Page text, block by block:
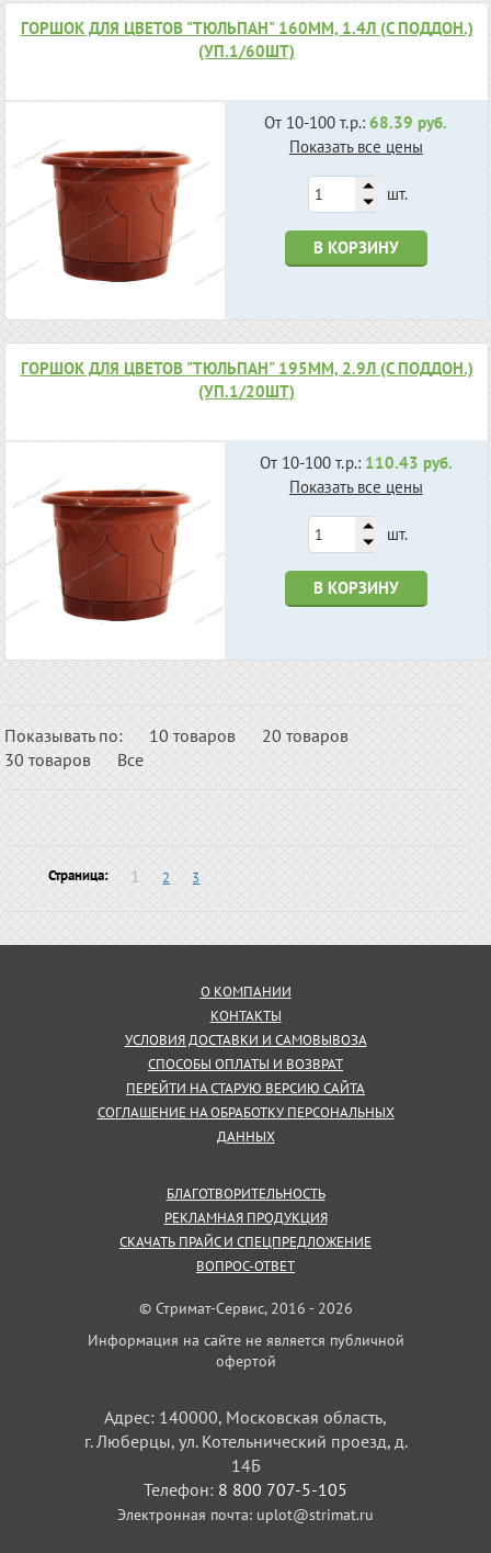
ГОРШОК ДЛЯ ЦВЕТОВ "ТЮЛЬПАН" 160ММ, 1.4Л (С ПОДДОН.)
(УП.1/60ШТ)
От 10-100 т.р.:68.39 руб.
Показать все цены
шт.
В КОРЗИНУ
ГОРШОК ДЛЯ ЦВЕТОВ "ТЮЛЬПАН" 195ММ, 2.9Л (С ПОДДОН.)
(УП.1/20ШТ)
От 10-100 т.р.: 110.43 руб.
Показать все цены
шт.
В КОРЗИНУ
Показывать по: 10 товаров
20 товаров
30 товаров
Все
Страница: 1 2 3
О КОМПАНИИ
КОНТАКТЫ
УСЛОВИЯ ДОСТАВКИ И САМОВЫВОЗА
СПОСОБЫ ОПЛАТЫ И ВОЗВРАТ
ПЕРЕЙТИ НА СТАРУЮ ВЕРСИЮ САЙТА
СОГЛАШЕНИЕ НА ОБРАБОТКУ ПЕРСОНАЛЬНЫХ
ДАННЫХ
БЛАГОТВОРИТЕЛЬНОСТЬ
РЕКЛАМНАЯ ПРОДУКЦИЯ
СКАЧАТЬ ПРАЙС И СПЕЦПРЕДЛОЖЕНИЕ
ВОПРОС-ОТВЕТ
© Стримат-Сервис, 2016 - 2026
Информация на сайте не является публичной
офертой
Адрес: 140000, Московская область,
г. Люберцы, ул. Котельнический проезд, д.
14Б
Телефон: 8 800 707-5-105
Электронная почта: uplot@strimat.ru